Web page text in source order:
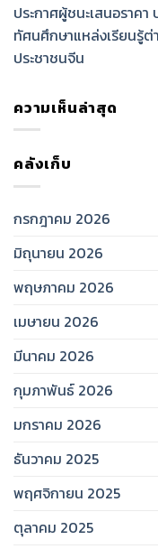
ประกาศผู้ชนะเสนอราคา
ทัศนศึกษาแหล่งเรียนรู้ต่
ประชาชนจีน
ความเห็นล่าสุด
คลังเก็บ
กรกฎาคม 2026
มิถุนายน 2026
พฤษภาคม 2026
เมษายน 2026
มีนาคม 2026
กุมภาพันธ์ 2026
มกราคม 2026
ธันวาคม 2025
พฤศจิกายน 2025
ตุลาคม 2025